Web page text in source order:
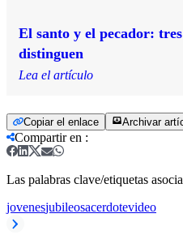
El santo y el pecador:
distinguen
Lea el artículo
Copiar el enlace Archivar
Compartir en :
Las palabras clave/etiquetas
jovenesjubileosacerdotevideo